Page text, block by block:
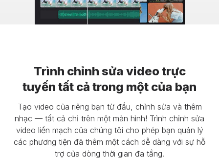
Trình chỉnh sửa video trực
tuyến tất cả trong một của bạn
Tạo video của riêng bạn từ đầu, chỉnh sửa và thêm
nhạc — tất cả chỉ trên một màn hình! Trình chỉnh sửa
video liền mạch của chúng tôi cho phép bạn quản lý
các phương tiện đã thêm một cách dễ dàng với sự hỗ
trợ của dòng thời gian đa tầng.